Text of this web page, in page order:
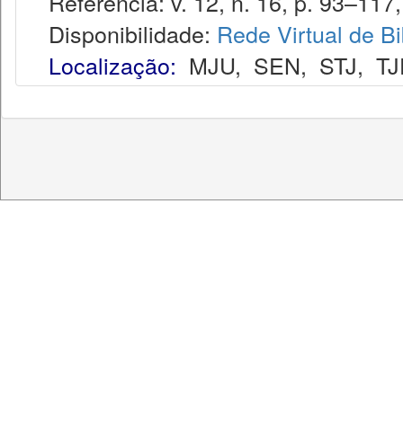
Disponibilidade: Rede Virtual de
Localização: MJU, SEN, STJ,